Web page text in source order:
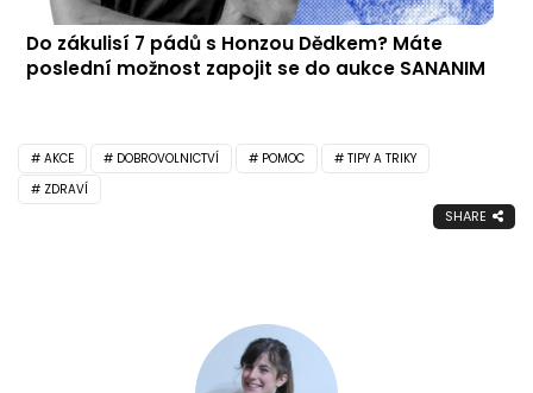
Do zákulisí 7 pádů s Honzou Dědkem? Máte
poslední možnost zapojit se do aukce SANANIM
AKCE DOBROVOLNICTVÍ POMOC
TIPY A TRIKY
ZDRAVÍ
SHARE